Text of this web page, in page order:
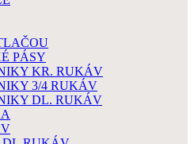
PÁSY
KR. RUKÁV
3/4 RUKÁV
DL. RUKÁV